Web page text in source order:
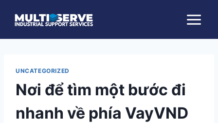
UNCATEGORIZED
Nơi để tìm một bước đi
nhanh về phía VayVND